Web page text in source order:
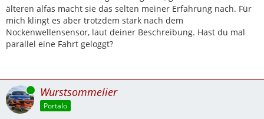
älteren alfas macht sie das selten meiner Erfahrung nach. Für
mich klingt es aber trotzdem stark nach dem
Nockenwellensensor, laut deiner Beschreibung. Hast du mal
parallel eine Fahrt geloggt?
Online Wurstsommelier
Portalo